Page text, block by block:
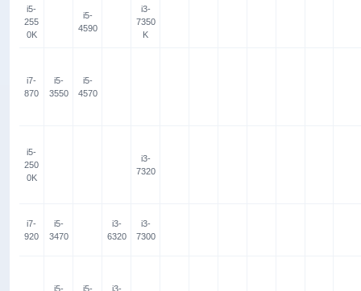
i5-
255
0K
i5-
4590
i3-
7350
K
i7-
870
i5-
3550
i5-
4570
i5-
250
0K
i3-
7320
i7-
920
i5-
3470
i3-
6320
i3-
7300
i5- i5- i3-